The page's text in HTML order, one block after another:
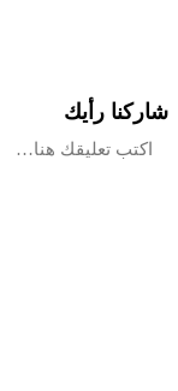
رأيك